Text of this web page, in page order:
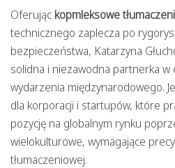
Oferując kopmleksowe
technicznego zaplecza po
bezpieczeństwa, Katarzyna
solidna i niezawodna partnerka w
wydarzenia międzynarodowego.
dla korporacji i startupów, które
pozycję na globalnym rynku
wielokulturowe, wymagające
tłumaczeniowej.